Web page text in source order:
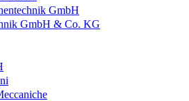
GmbH
GmbH & Co. KG